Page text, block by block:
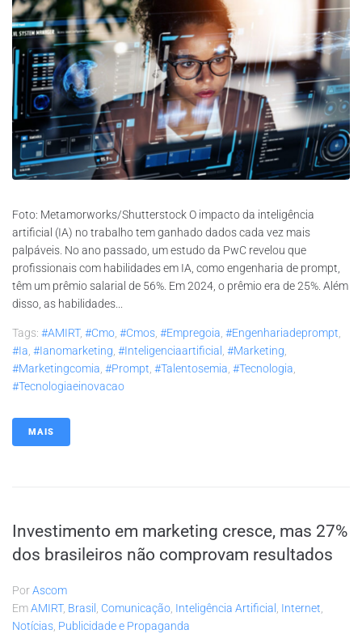
Foto: Metamorworks/Shutterstock O impacto da inteligência
artificial (IA) no trabalho tem ganhado dados cada vez mais
palpáveis. No ano passado, um estudo da PwC revelou que
profissionais com habilidades em IA, como engenharia de prompt,
têm um prêmio salarial de 56%. Em 2024, o prêmio era de 25%. Além
disso, as habilidades...
Tags: #AMIRT, #cmo #cmos #empregoia #engenhariadeprompt
#ia #ianomarketing #inteligenciaartificial #marketing
#marketingcomia #prompt #talentosemia #tecnologia
#tecnologiaeinovacao
MAIS
Investimento em marketing cresce, mas 27%
dos brasileiros não comprovam resultados
PorAscom
EmAMIRT, Brasil Comunicação Inteligência Artificial Internet
Notícias Publicidade e Propaganda